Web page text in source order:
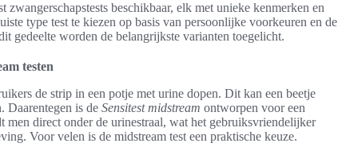
zwangerschapstests beschikbaar, elk met unieke kenmerken en
type test te kiezen op basis van persoonlijke voorkeuren en de
gedeelte worden de belangrijkste varianten toegelicht.
testen
de strip in een potje met urine dopen. Dit kan een beetje
Daarentegen is de Sensitest midstream ontworpen voor een
men direct onder de urinestraal, wat het gebruiksvriendelijker
Voor velen is de midstream test een praktische keuze.